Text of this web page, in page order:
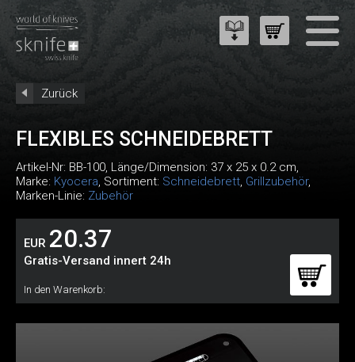
Zurück
FLEXIBLES SCHNEIDEBRETT
Artikel-Nr: BB-100, Länge/Dimension: 37 x 25 x 0.2 cm,
Marke: Kyocera, Sortiment: Schneidebrett, Grillzubehör,
Marken-Linie: Zubehör
EUR 20.37
Gratis-Versand innert 24h
In den Warenkorb: